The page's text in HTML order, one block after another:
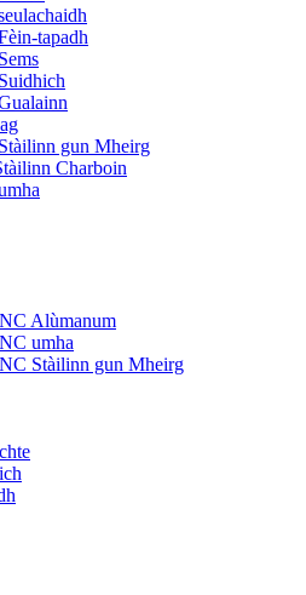
tapadh
gun Mheirg
Charboin
Alùmanum
umha
Stàilinn gun Mheirg